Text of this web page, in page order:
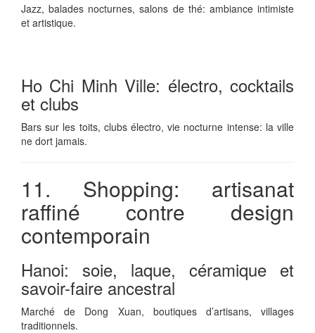
Jazz, balades nocturnes, salons de thé: ambiance intimiste
et artistique.
Ho Chi Minh Ville: électro, cocktails
et clubs
Bars sur les toits, clubs électro, vie nocturne intense: la ville
ne dort jamais.
11. Shopping: artisanat
raffiné contre design
contemporain
Hanoi: soie, laque, céramique et
savoir-faire ancestral
Marché de Dong Xuan, boutiques d’artisans, villages
traditionnels.